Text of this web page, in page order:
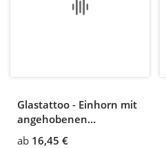
Glastattoo - Einhorn mit
angehobenen
Vorderbeinen
ab 16,45 €